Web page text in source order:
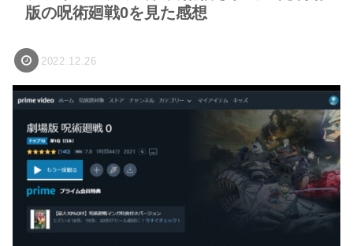
版の呪術廻戦0を見た感想
2022.12.26